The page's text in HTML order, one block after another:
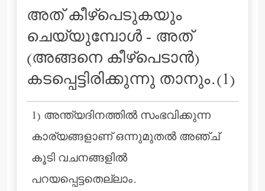
അത് കീഴ്പെടുകയും
ചെയ്യുമ്പോള്‍ - അത്
(അങ്ങനെ കീഴ്പെടാന്‍)
കടപ്പെട്ടിരിക്കുന്നു താനും.(1)
1) അന്ത്യദിനത്തില്‍ സംഭവിക്കുന്ന
കാര്യങ്ങളാണ് ഒന്നുമുതല്‍ അഞ്ച്
കൂടി വചനങ്ങളില്‍
പറയപ്പെട്ടതെല്ലാം.